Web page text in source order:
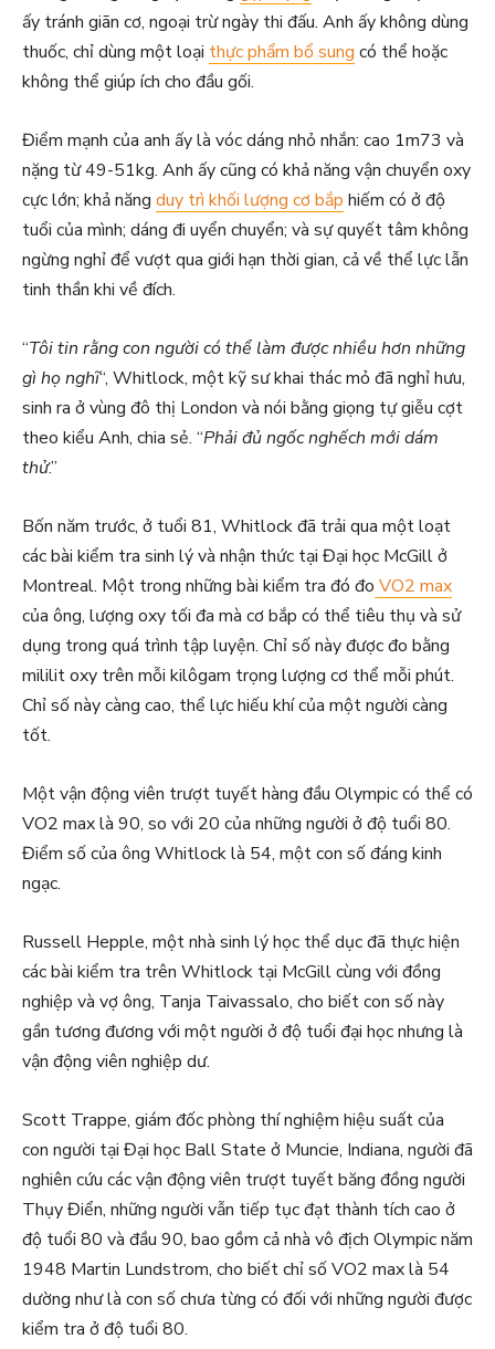
ấy tránh giãn cơ, ngoại trừ ngày thi đấu. Anh ấy không dùng
thuốc, chỉ dùng một loại thực phẩm bổ sung có thể hoặc
không thể giúp ích cho đầu gối.
Điểm mạnh của anh ấy là vóc dáng nhỏ nhắn: cao 1m73 và
nặng từ 49-51kg. Anh ấy cũng có khả năng vận chuyển oxy
cực lớn; khả năng duy trì khối lượng cơ bắp hiếm có ở độ
tuổi của mình; dáng đi uyển chuyển; và sự quyết tâm không
ngừng nghỉ để vượt qua giới hạn thời gian, cả về thể lực lẫn
tinh thần khi về đích.
“Tôi tin rằng con người có thể làm được nhiều hơn những
gì họ nghĩ“, Whitlock, một kỹ sư khai thác mỏ đã nghỉ hưu,
sinh ra ở vùng đô thị London và nói bằng giọng tự giễu cợt
theo kiểu Anh, chia sẻ. “Phải đủ ngốc nghếch mới dám
thử.”
Bốn năm trước, ở tuổi 81, Whitlock đã trải qua một loạt
các bài kiểm tra sinh lý và nhận thức tại Đại học McGill ở
Montreal. Một trong những bài kiểm tra đó đo VO2 max
của ông, lượng oxy tối đa mà cơ bắp có thể tiêu thụ và sử
dụng trong quá trình tập luyện. Chỉ số này được đo bằng
mililit oxy trên mỗi kilôgam trọng lượng cơ thể mỗi phút.
Chỉ số này càng cao, thể lực hiếu khí của một người càng
tốt.
Một vận động viên trượt tuyết hàng đầu Olympic có thể có
VO2 max là 90, so với 20 của những người ở độ tuổi 80.
Điểm số của ông Whitlock là 54, một con số đáng kinh
ngạc.
Russell Hepple, một nhà sinh lý học thể dục đã thực hiện
các bài kiểm tra trên Whitlock tại McGill cùng với đồng
nghiệp và vợ ông, Tanja Taivassalo, cho biết con số này
gần tương đương với một người ở độ tuổi đại học nhưng là
vận động viên nghiệp dư.
Scott Trappe, giám đốc phòng thí nghiệm hiệu suất của
con người tại Đại học Ball State ở Muncie, Indiana, người đã
nghiên cứu các vận động viên trượt tuyết băng đồng người
Thụy Điển, những người vẫn tiếp tục đạt thành tích cao ở
độ tuổi 80 và đầu 90, bao gồm cả nhà vô địch Olympic năm
1948 Martin Lundstrom, cho biết chỉ số VO2 max là 54
dường như là con số chưa từng có đối với những người được
kiểm tra ở độ tuổi 80.